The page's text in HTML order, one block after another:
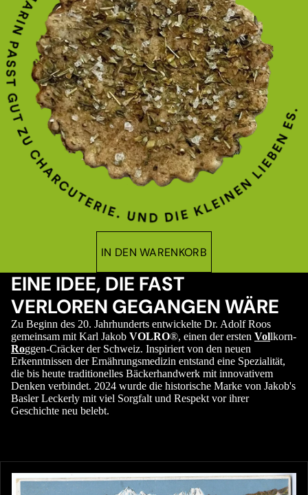
IN DEN WARENKORB
EINE IDEE, DIE FAST
VERLOREN GEGANGEN WÄRE
Zu Beginn des 20. Jahrhunderts entwickelte Dr. Adolf Roos
gemeinsam mit Karl Jakob VOLRO®, einen der ersten Vollkorn-
Roggen-Cräcker der Schweiz. Inspiriert von den neuen
Erkenntnissen der Ernährungsmedizin entstand eine Spezialität,
die bis heute traditionelles Bäckerhandwerk mit innovativem
Denken verbindet. 2024 wurde die historische Marke von Jakob's
Basler Leckerly mit viel Sorgfalt und Respekt vor ihrer
Geschichte neu belebt.